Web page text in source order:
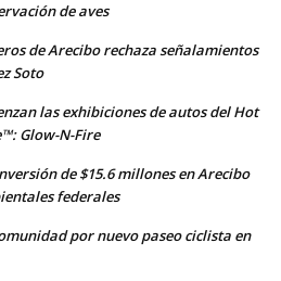
de aves
de Arecibo rechaza señalamientos
Soto
las exhibiciones de autos del Hot
Glow-N-Fire
de $15.6 millones en Arecibo
federales
por nuevo paseo ciclista en